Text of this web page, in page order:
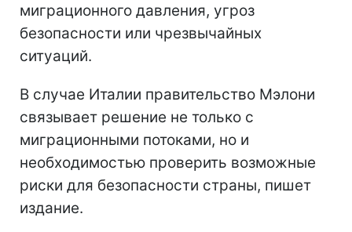
миграционного давления, угроз
безопасности или чрезвычайных
ситуаций.
В случае Италии правительство Мэлони
связывает решение не только с
миграционными потоками, но и
необходимостью проверить возможные
риски для безопасности страны, пишет
издание.